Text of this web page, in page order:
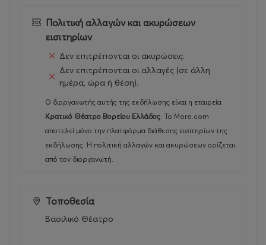
χώρους εκτός θεάτρου), μουσική, χορό-κίνηση,
σκηνογραφία, θέατρο, αφήγηση, προβολές, ζωγραφική,
«Η λέσχη της αυλαίας»
Μια συναρπαστική περιπέτεια μυστηρίου ξεκινά, όταν
μια ομάδα παιδιών μας καλεί να λύσουμε το αίνιγμα
μιας παράστασης που δεν ολοκληρώθηκε ποτέ.
Ποια είναι η ΙΣΤΟΡΙΑ του έργου; Ποιοι είναι οι
ΣΚΗΝΟΘΕΣΙΑ και τι οδήγησε άραγε στην απότομη
διακοπή των προβών;
Πολιτική αλλαγών και ακυρώσεων
εισιτηρίων
Δεν επιτρέπονται οι ακυρώσεις.
Δεν επιτρέπονται οι αλλαγές (σε άλλη
ημέρα, ώρα ή θέση).
Ο διοργανωτής αυτής της εκδήλωσης είναι η εταιρεία
Κρατικό Θέατρο Βορείου Ελλάδος. Το More.com
αποτελεί μόνο την πλατφόρμα διάθεσης εισιτηρίων της
εκδήλωσης. Η πολιτική αλλαγών και ακυρώσεων ορίζεται
από τον διοργανωτή.
Τοποθεσία
Βασιλικό Θέατρο